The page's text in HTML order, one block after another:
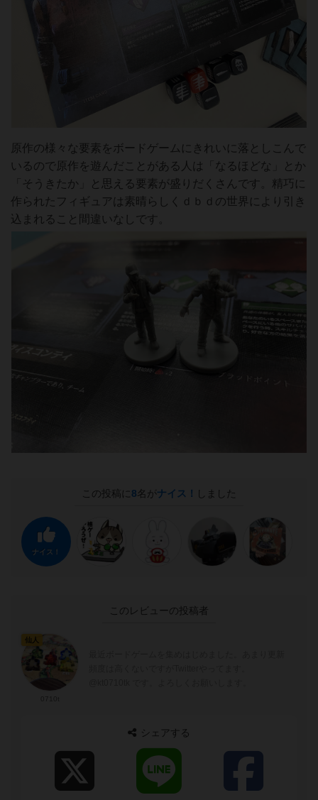
原作の様々な要素をボードゲームにきれいに落としこんで
いるので原作を遊んだことがある人は「なるほどな」とか
「そうきたか」と思える要素が盛りだくさんです。精巧に
作られたフィギュアは素晴らしくｄｂｄの世界により引き
込まれること間違いなしです。
この投稿に 8名がナイス！ しました
ナイス！
このレビューの投稿者
仙人
シェアする